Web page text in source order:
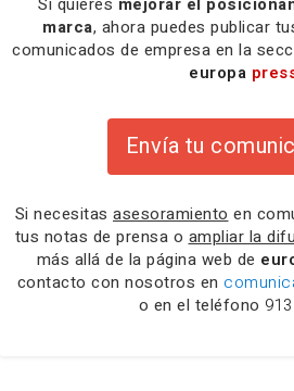
marca, ahora puedes publicar
comunicados de empresa en la
europa
Envía tu
Si necesitas asesoramiento en
tus notas de prensa o ampliar la
más allá de la página web de
contacto con nosotros en
o en el teléfono